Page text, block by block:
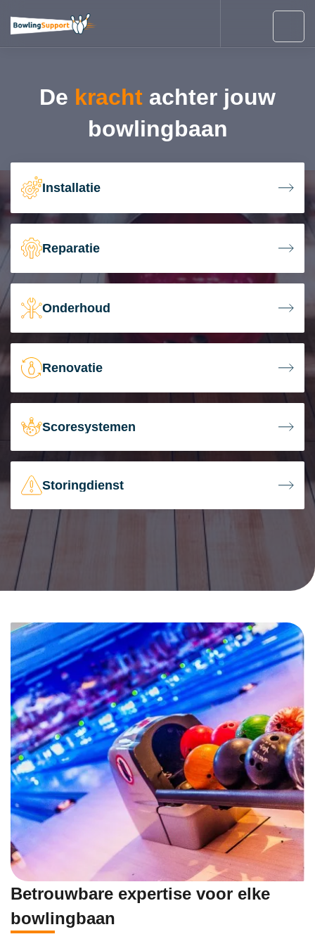
De kracht achter jouw
bowlingbaan
Installatie
Reparatie
Onderhoud
Renovatie
Scoresystemen
Storingdienst
Betrouwbare expertise voor elke
bowlingbaan